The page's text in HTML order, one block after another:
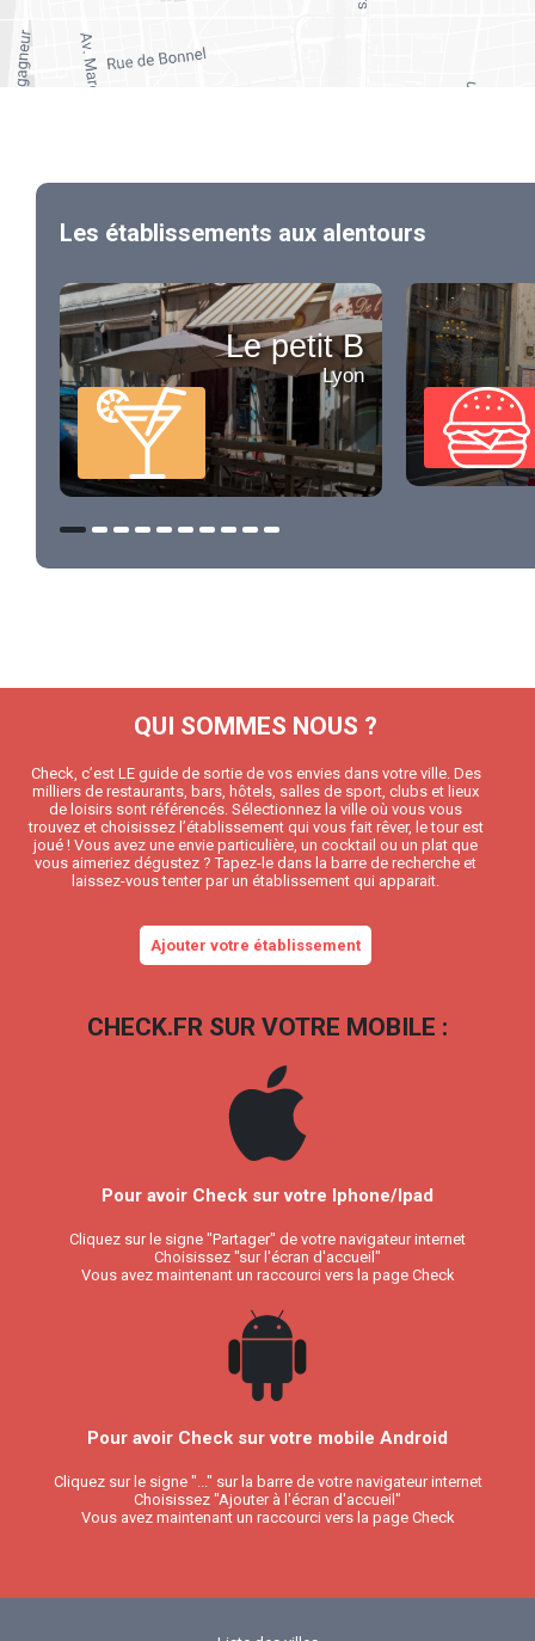
Les établissements aux alentours
Le petit B
Lyon
QUI SOMMES NOUS ?
Check, c’est LE guide de sortie de vos envies dans votre ville. Des
milliers de restaurants, bars, hôtels, salles de sport, clubs et lieux
de loisirs sont référencés. Sélectionnez la ville où vous vous
trouvez et choisissez l’établissement qui vous fait rêver, le tour est
joué ! Vous avez une envie particulière, un cocktail ou un plat que
vous aimeriez dégustez ? Tapez-le dans la barre de recherche et
laissez-vous tenter par un établissement qui apparait.
Ajouter votre établissement
CHECK.FR SUR VOTRE MOBILE :
Pour avoir Check sur votre Iphone/Ipad
Cliquez sur le signe "Partager" de votre navigateur internet
Choisissez "sur l'écran d'accueil"
Vous avez maintenant un raccourci vers la page Check
Pour avoir Check sur votre mobile Android
Cliquez sur le signe "..." sur la barre de votre navigateur internet
Choisissez "Ajouter à l'écran d'accueil"
Vous avez maintenant un raccourci vers la page Check